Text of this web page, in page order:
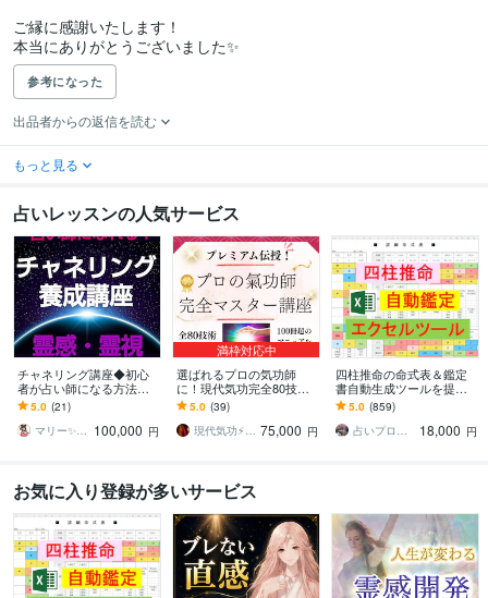
ご縁に感謝いたします！
本当にありがとうございました✨
参考になった
出品者からの返信を読む
もっと見る
占いレッスンの人気サービス
チャネリング講座◆初心
者が占い師になる方法教
えます エネルギー伝授◆
すぐに占い師としてデビ
ューできます☆ミ
5.0 (21)
マリー✨霊感霊視占い✨気持ち、復縁、複雑 100,000 円
満枠対応中
選ばれるプロの気功師
に！現代気功完全80技講
座ます 情報空間を書き換
えて気功の本質までわか
る100冊超のテキスト
5.0 (39)
現代気功⚡神念伝達師＠SHANTY巫香 75,000 円
四柱推命の命式表＆鑑定
書自動生成ツールを提供
します 複数の流派に対応
し、大三合会局、天剋地
冲等も自動表示します
5.0 (859)
占いプログラマDeguchi
18,000 円
お気に入り登録が多いサービス